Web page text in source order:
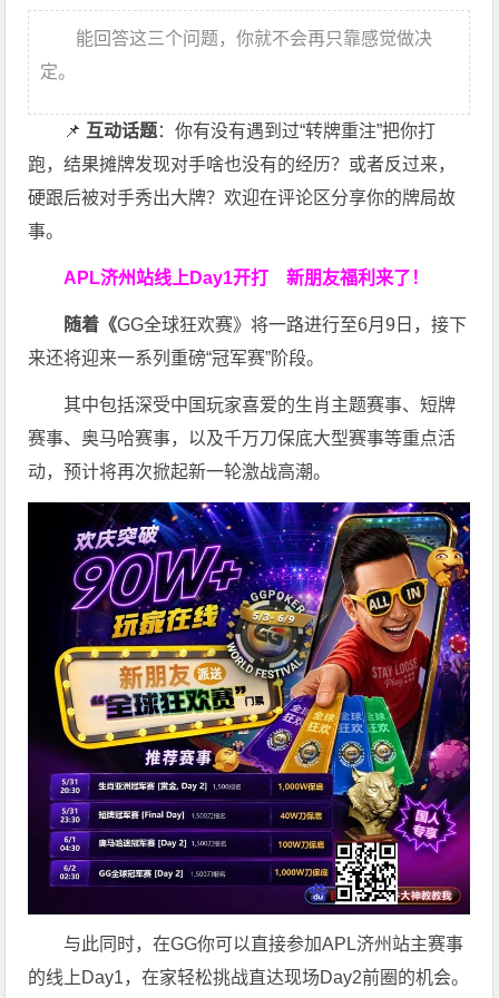
能回答这三个问题，你就不会再只靠感觉做决
定。
📌 互动话题：你有没有遇到过“转牌重注”把你打
跑，结果摊牌发现对手啥也没有的经历？或者反过来，
硬跟后被对手秀出大牌？欢迎在评论区分享你的牌局故
事。
APL济州站线上Day1开打新朋友福利来了！
随着《GG全球狂欢赛》将一路进行至6月9日，接下
来还将迎来一系列重磅“冠军赛”阶段。
其中包括深受中国玩家喜爱的生肖主题赛事、短牌
赛事、奥马哈赛事，以及千万刀保底大型赛事等重点活
动，预计将再次掀起新一轮激战高潮。
与此同时，在GG你可以直接参加APL济州站主赛事
的线上Day1，在家轻松挑战直达现场Day2前圈的机会。